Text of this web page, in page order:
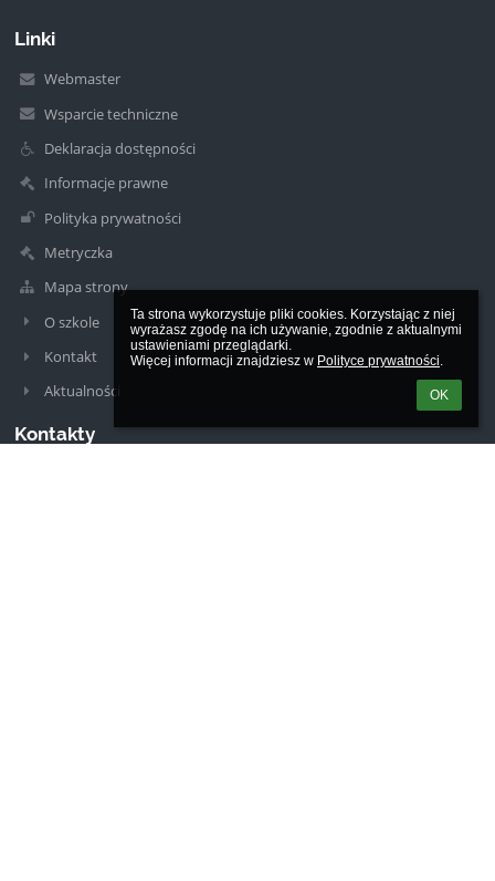
Ta strona wykorzystuje pliki cookies. Korzystając z niej
wyrażasz zgodę na ich używanie, zgodnie z aktualnymi
ustawieniami przeglądarki.
Więcej informacji znajdziesz w Polityce prywatności.
OK
Linki
Webmaster
Wsparcie techniczne
Deklaracja dostępności
Informacje prawne
Polityka prywatności
Metryczka
Mapa strony
O szkole
Kontakt
Aktualności
Kontakty